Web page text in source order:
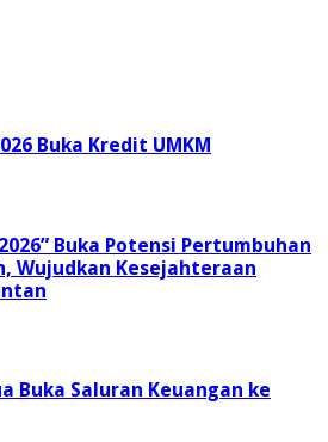
Buka Kredit UMKM
Buka Potensi Pertumbuhan
Wujudkan Kesejahteraan
Buka Saluran Keuangan ke